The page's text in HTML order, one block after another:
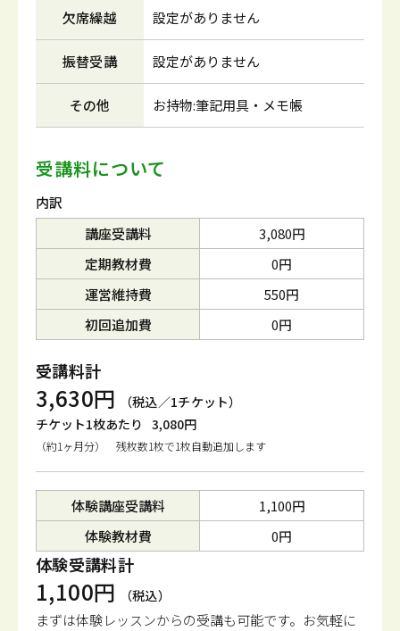
欠席繰越 設定がありません
振替受講 設定がありません
その他 お持物:筆記用具・メモ帳
受講料について
内訳
講座受講料
3,080円
定期教材費
0円
運営維持費
550円
初回追加費
0円
受講料計
3,630円
（税込／1チケット）
チケット1枚あたり 3,080円
（約1ヶ月分） 残枚数1枚で1枚自動追加します
体験講座受講料
1,100円
体験教材費
0円
体験受講料計
1,100円 （税込）
まずは体験レッスンからの受講も可能です。 お気軽に